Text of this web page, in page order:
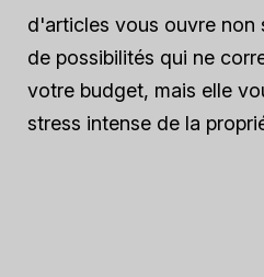
d'articles vous ouvre non
de possibilités qui ne
votre budget, mais elle
stress intense de la